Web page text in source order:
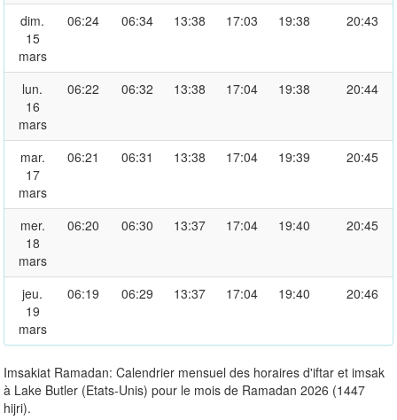
dim.
15
mars
06:24 06:34 13:38 17:03 19:38 20:43
lun.
16
mars
06:22 06:32 13:38 17:04 19:38 20:44
mar.
17
mars
06:21 06:31 13:38 17:04 19:39 20:45
mer.
18
mars
06:20 06:30 13:37 17:04 19:40 20:45
jeu.
19
mars
06:19 06:29 13:37 17:04 19:40 20:46
Imsakiat Ramadan: Calendrier mensuel des horaires d'iftar et imsak
à Lake Butler (Etats-Unis) pour le mois de Ramadan 2026 (1447
hijri).